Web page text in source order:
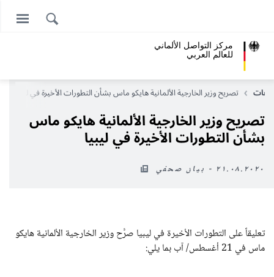
مركز التواصل الألماني
للعالم العربي
تصريح وزير الخارجية الألمانية هايكو ماس بشأن التطورات الأخيرة في ليبيا
تصريح وزير الخارجية الألمانية هايكو ماس
بشأن التطورات الأخيرة في ليبيا
٢١.٠٨.٢٠٢٠ - بيان صحفي
تعليقاً على التطورات الأخيرة في ليبيا صرًّح وزير الخارجية الألمانية هايكو
ماس في 21 أغسطس/ آب بما يلي: